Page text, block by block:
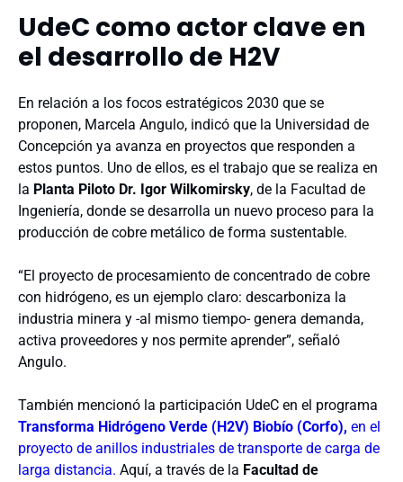
UdeC como actor clave en
el desarrollo de H2V
En relación a los focos estratégicos 2030 que se
proponen, Marcela Angulo, indicó que la Universidad de
Concepción ya avanza en proyectos que responden a
estos puntos. Uno de ellos, es el trabajo que se realiza en
la Planta Piloto Dr. Igor Wilkomirsky, de la Facultad de
Ingeniería, donde se desarrolla un nuevo proceso para la
producción de cobre metálico de forma sustentable.
“El proyecto de procesamiento de concentrado de cobre
con hidrógeno, es un ejemplo claro: descarboniza la
industria minera y -al mismo tiempo- genera demanda,
activa proveedores y nos permite aprender”, señaló
Angulo.
También mencionó la participación UdeC en el programa
Transforma Hidrógeno Verde (H2V) Biobío (Corfo), en el
proyecto de anillos industriales de transporte de carga de
larga distancia. Aquí, a través de la Facultad de